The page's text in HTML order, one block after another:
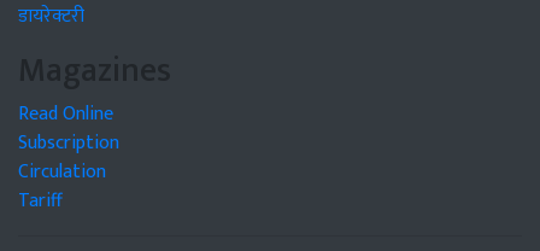
डायरेक्टरी
Magazines
Read Online
Subscription
Circulation
Tariff